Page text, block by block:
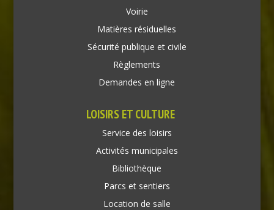
Voirie
Matières résiduelles
Sécurité publique et civile
Règlements
Demandes en ligne
LOISIRS ET CULTURE
Service des loisirs
Activités municipales
Bibliothèque
Parcs et sentiers
Location de salle